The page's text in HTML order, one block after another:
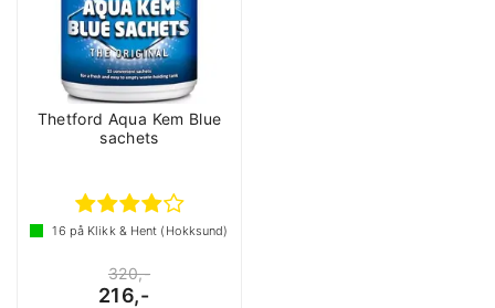
Thetford Aqua Kem Blue
sachets
16 på Klikk & Hent (Hokksund)
320,-
216,-